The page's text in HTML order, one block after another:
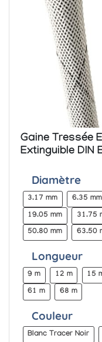
Gaine Tressée
Extinguible DIN
Diamètre
3.17 mm 6.35 mm
19.05 mm
31.75
50.80 mm
63.50
Longueur
9 m 12 m 15
61 m
68 m
Couleur
Blanc Tracer Noir